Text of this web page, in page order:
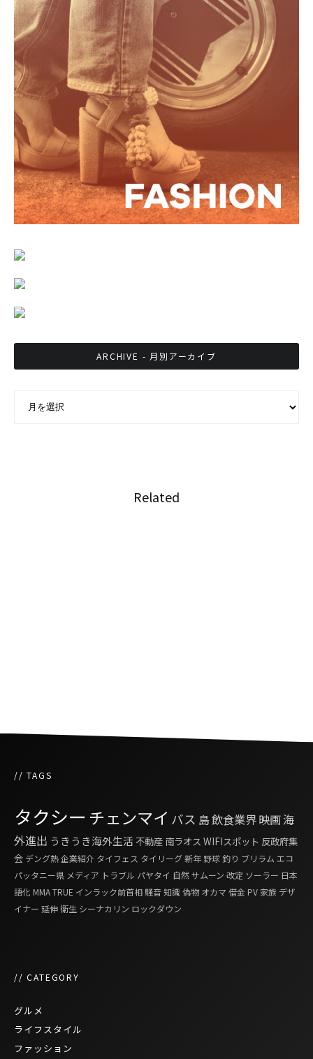
ARCHIVE - 月別アーカイブ
Related
// TAGS
タクシー チェンマイ バス 島飲食業界映画海
外進出 うきうき海外生活 不動産 南ラオス WIFIスポット 反政府集
会 デング熱企業紹介 タイフェス タイリーグ新年 野球釣り ブリラム エコ
パッタニー県 メディア トラブル パヤタイ 自然サムーン 改定 ソーラー 日本
語化 MMATRUE インラック前首相 騒音知識 偽物 オカマ 借金 PV 家族 デザ
イナー 延伸衛生 シーナカリン ロックダウン
// CATEGORY
グルメ
ライフスタイル
ファッション